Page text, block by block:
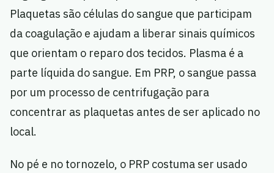
Plaquetas são células do sangue que participam
da coagulação e ajudam a liberar sinais químicos
que orientam o reparo dos tecidos. Plasma é a
parte líquida do sangue. Em PRP, o sangue passa
por um processo de centrifugação para
concentrar as plaquetas antes de ser aplicado no
local.
No pé e no tornozelo, o PRP costuma ser usado